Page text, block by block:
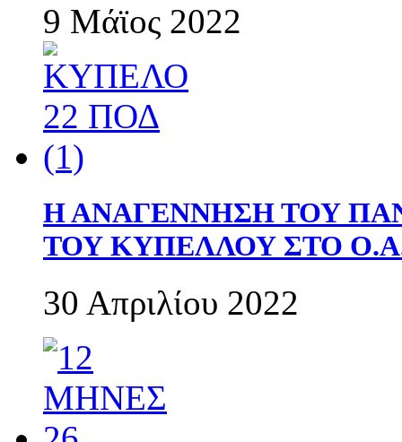
9 Μάϊος 2022
Η ΑΝΑΓΕΝΝΗΣΗ ΤΟΥ
ΤΟΥ ΚΥΠΕΛΛΟΥ ΣΤΟ
30 Απριλίου 2022